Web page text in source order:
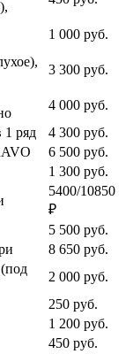
1 000 руб.
3 300 руб.
4 000 руб.
1 ряд
4 300 руб.
6 500 руб.
1 300 руб.
5400/10850
₽
5 500 руб.
8 650 руб.
2 000 руб.
250 руб.
1 200 руб.
450 руб.